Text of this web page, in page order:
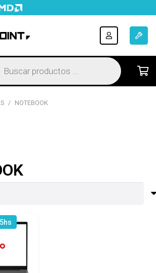
/ NOTEBOOK